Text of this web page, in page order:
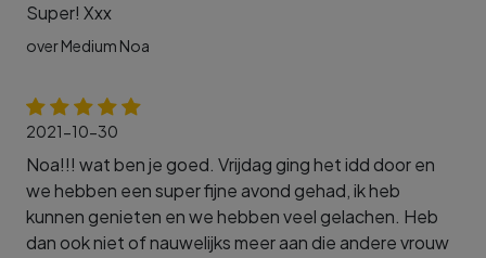
Super! Xxx
over Medium Noa
2021-10-30
Noa!!! wat ben je goed. Vrijdag ging het idd door en
we hebben een super fijne avond gehad, ik heb
kunnen genieten en we hebben veel gelachen. Heb
dan ook niet of nauwelijks meer aan die andere vrouw